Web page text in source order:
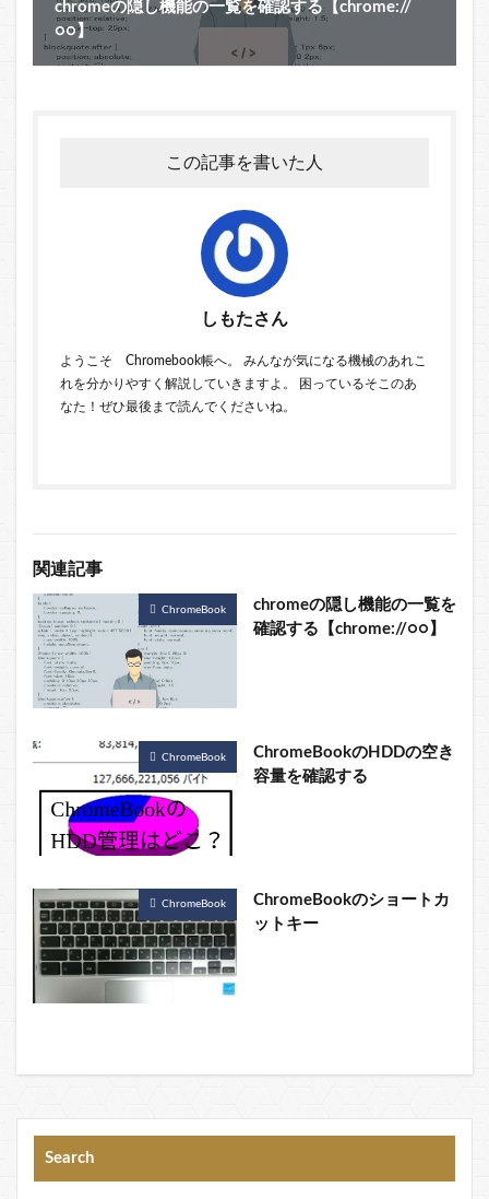
chromeの隠し機能の一覧を確認する【chrome://
○○】
この記事を書いた人
しもたさん
ようこそ Chromebook帳へ。 みんなが気になる機械のあれこ
れを分かりやすく解説していきますよ。 困っているそこのあ
なた！ぜひ最後まで読んでくださいね。
関連記事
ChromeBook
chromeの隠し機能の一覧を
確認する【chrome://○○】
ChromeBook
ChromeBookのHDDの空き
容量を確認する
ChromeBook
ChromeBookのショートカ
ットキー
Search